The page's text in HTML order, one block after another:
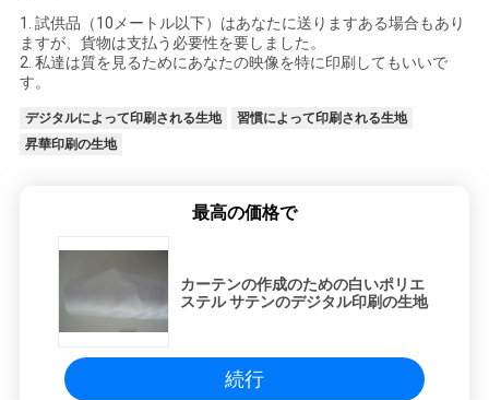
1. 試供品（10メートル以下）はあなたに送りますある場合もあり
ますが、貨物は支払う必要性を要しました。
2. 私達は質を見るためにあなたの映像を特に印刷してもいいで
す。
デジタルによって印刷される生地
習慣によって印刷される生地
昇華印刷の生地
最高の価格で
カーテンの作成のための白いポリエ
ステル サテンのデジタル印刷の生地
続行